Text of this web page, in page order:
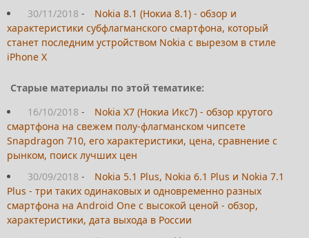
30/11/2018 -
Nokia 8.1 (Нокиа 8.1) - обзор и
характеристики субфлагманского смартфона, который
станет последним устройством Nokia с вырезом в стиле
iPhone X
Старые материалы по этой тематике:
16/10/2018 -
Nokia X7 (Нокиа Икс7) - обзор крутого
смартфона на свежем полу-флагманском чипсете
Snapdragon 710, его характеристики, цена, сравнение с
рынком, поиск лучших цен
30/09/2018 -
Nokia 5.1 Plus, Nokia 6.1 Plus и Nokia 7.1
Plus - три таких одинаковых и одновременно разных
смартфона на Android One с высокой ценой - обзор,
характеристики, дата выхода в России